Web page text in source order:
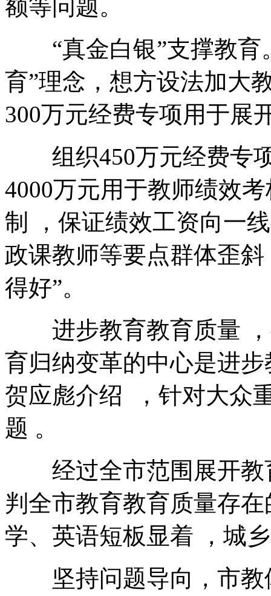
额等问题。
“真金白银”支撑教育
育”理念，想方设法加大教
300万元经费专项用于展
组织450万元经费专项
4000万元用于教师绩效考
制 ，保证绩效工资向一线
政课教师等要点群体歪斜
得好”。
进步教育教育质量 ，
育归纳变革的中心是进步
贺应彪介绍  ，针对大
题 。
经过全市范围展开教育
判全市教育教育质量存在
学、英语短板显着 ，城
坚持问题导向，市教